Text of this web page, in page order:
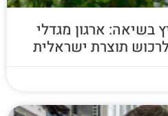
בשיאה: ארגון מגדלי
תוצרת ישראלית